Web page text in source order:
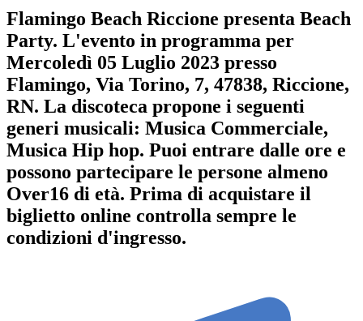
Flamingo Beach Riccione presenta Beach
Party. L'evento in programma per
Mercoledì 05 Luglio 2023 presso
Flamingo, Via Torino, 7, 47838, Riccione,
RN. La discoteca propone i seguenti
generi musicali: Musica Commerciale,
Musica Hip hop. Puoi entrare dalle ore e
possono partecipare le persone almeno
Over16 di età. Prima di acquistare il
biglietto online controlla sempre le
condizioni d'ingresso.